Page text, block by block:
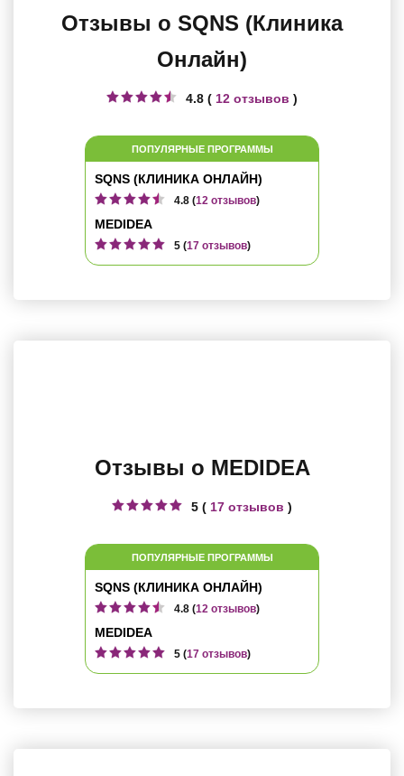
Отзывы о SQNS (Клиника
Онлайн)
4.8 ( 12 отзывов )
ПОПУЛЯРНЫЕ ПРОГРАММЫ
SQNS (КЛИНИКА ОНЛАЙН)
4.8 (12 отзывов)
MEDIDEA
5 (17 отзывов)
Отзывы о MEDIDEA
5 ( 17 отзывов )
ПОПУЛЯРНЫЕ ПРОГРАММЫ
SQNS (КЛИНИКА ОНЛАЙН)
4.8 (12 отзывов)
MEDIDEA
5 (17 отзывов)